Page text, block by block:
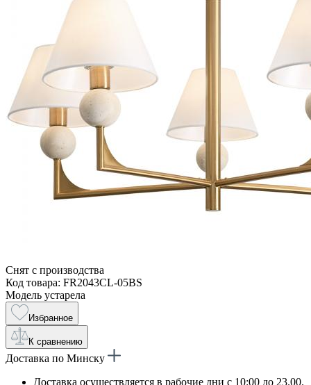
Снят с производства
Код товара: FR2043CL-05BS
Модель устарела
Избранное
К сравнению
Доставка по Минску
Доставка осуществляется в рабочие дни с 10:00 до 23.00.